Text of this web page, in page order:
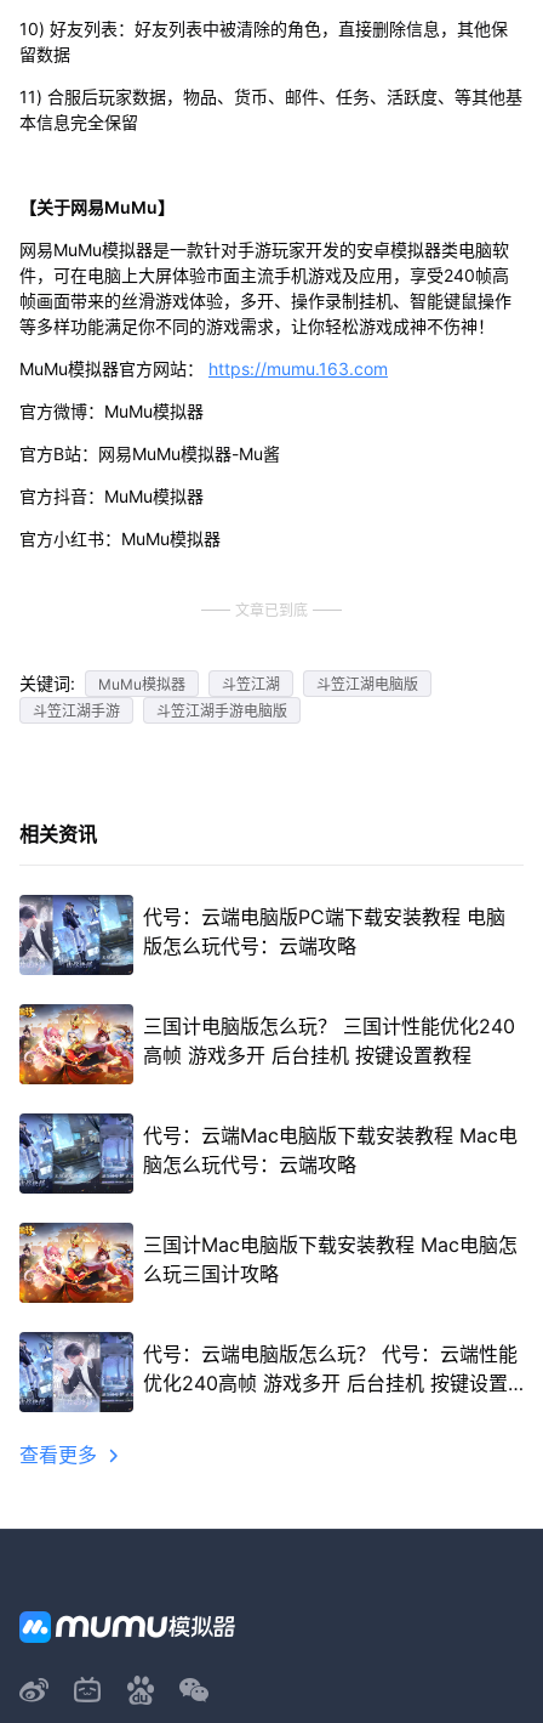
10) 好友列表：好友列表中被清除的角色，直接删除信息，其他保
留数据
11) 合服后玩家数据，物品、货币、邮件、任务、活跃度、等其他基
本信息完全保留
【关于网易MuMu】
网易MuMu模拟器是一款针对手游玩家开发的安卓模拟器类电脑软
件，可在电脑上大屏体验市面主流手机游戏及应用，享受240帧高
帧画面带来的丝滑游戏体验，多开、操作录制挂机、智能键鼠操作
等多样功能满足你不同的游戏需求，让你轻松游戏成神不伤神！
MuMu模拟器官方网站： https://mumu.163.com
官方微博：MuMu模拟器
官方B站：网易MuMu模拟器-Mu酱
官方抖音：MuMu模拟器
官方小红书：MuMu模拟器
文章已到底
关键词: MuMu模拟器 斗笠江湖
斗笠江湖电脑版
斗笠江湖手游
斗笠江湖手游电脑版
相关资讯
代号：云端电脑版PC端下载安装教程 电脑
版怎么玩代号：云端攻略
三国计电脑版怎么玩？ 三国计性能优化240
高帧 游戏多开 后台挂机 按键设置教程
代号：云端Mac电脑版下载安装教程 Mac电
脑怎么玩代号：云端攻略
三国计Mac电脑版下载安装教程 Mac电脑怎
么玩三国计攻略
代号：云端电脑版怎么玩？ 代号：云端性能
优化240高帧 游戏多开 后台挂机 按键设置
查看更多